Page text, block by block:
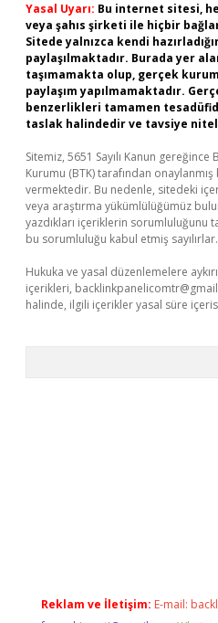
Yasal Uyarı: Bu internet sitesi,
veya şahıs şirketi ile hiçbir
Sitede yalnızca kendi
paylaşılmaktadır. Burada yer
taşımamakta olup, gerçek
paylaşım yapılmamaktadır.
benzerlikleri tamamen
taslak halindedir ve tavsiye
Sitemiz, 5651 Sayılı Kanun
Kurumu (BTK) tarafından
vermektedir. Bu nedenle, sitedeki
veya araştırma yükümlülüğümüz
yazdıkları içeriklerin sorumluluğunu
bu sorumluluğu kabul etmiş sayılırlar.
Hukuka ve yasal düzenlemelere
içerikleri,
halinde, ilgili içerikler yasal süre
Reklam ve İletişim: E-mail: